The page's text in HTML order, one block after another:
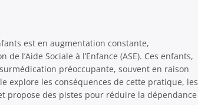
est en augmentation constante,
l’Aide Sociale à l’Enfance (ASE). Ces enfants,
préoccupante, souvent en raison
explore les conséquences de cette pratique, les
propose des pistes pour réduire la dépendance